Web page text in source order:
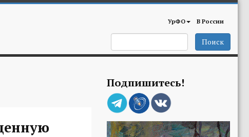
УрФО В России
Поиск
Подпишитесь!